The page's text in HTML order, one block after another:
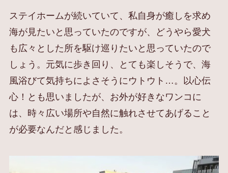
ステイホームが続いていて、私自身が癒しを求め
海が見たいと思っていたのですが、どうやら愛犬
も広々とした所を駆け巡りたいと思っていたので
しょう。元気に歩き回り、とても楽しそうで、海
風浴びて気持ちによさそうにウトウト…。以心伝
心！とも思いましたが、お外が好きなワンコに
は、時々広い場所や自然に触れさせてあげること
が必要なんだと感じました。